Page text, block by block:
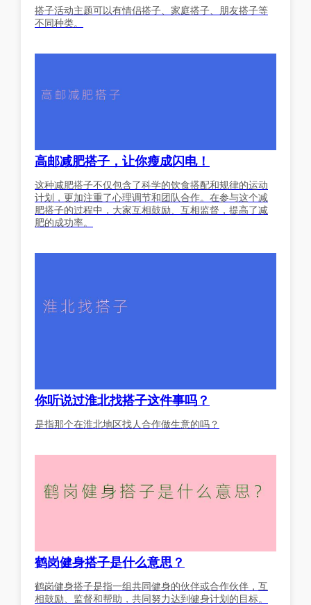
搭子活动主题可以有情侣搭子、家庭搭子、朋友搭子等
不同种类。
高邮减肥搭子，让你瘦成闪电！
这种减肥搭子不仅包含了科学的饮食搭配和规律的运动
计划，更加注重了心理调节和团队合作。在参与这个减
肥搭子的过程中，大家互相鼓励、互相监督，提高了减
肥的成功率。
你听说过淮北找搭子这件事吗？
是指那个在淮北地区找人合作做生意的吗？
鹤岗健身搭子是什么意思？
鹤岗健身搭子是指一组共同健身的伙伴或合作伙伴，互
相鼓励、监督和帮助，共同努力达到健身计划的目标。